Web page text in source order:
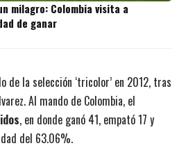
milagro: Colombia visita a
de ganar
de la selección ‘tricolor’ en 2012, tras
Al mando de Colombia, el
, en donde ganó 41, empató 17 y
del 63.06%.